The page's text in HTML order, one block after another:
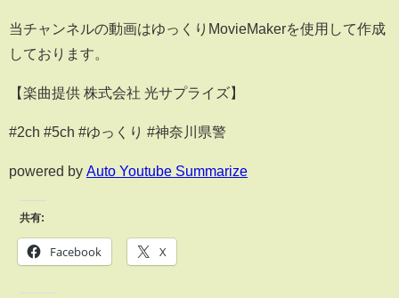
当チャンネルの動画はゆっくりMovieMakerを使用して作成
しております。
【楽曲提供 株式会社 光サプライズ】
#2ch #5ch #ゆっくり #神奈川県警
powered by Auto Youtube Summarize
共有:
Facebook X